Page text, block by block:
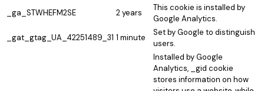
_ga_STWHEFM2SE
2 years
This cookie is installed by
Google Analytics.
_gat_gtag_UA_42251489_31 1 minute
Set by Google to distinguish
users.
Installed by Google
Analytics, _gid cookie
stores information on how